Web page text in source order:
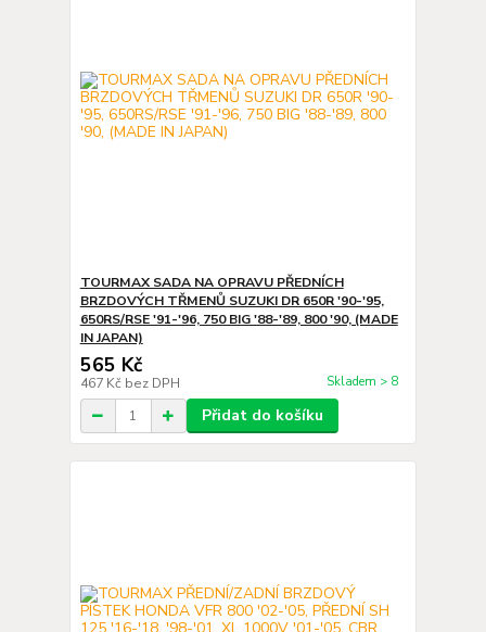
TOURMAX SADA NA OPRAVU PŘEDNÍCH
BRZDOVÝCH TŘMENŮ SUZUKI DR 650R '90-'95,
650RS/RSE '91-'96, 750 BIG '88-'89, 800 '90, (MADE
IN JAPAN)
565 Kč
467 Kč bez DPH Skladem > 8
Přidat do košíku